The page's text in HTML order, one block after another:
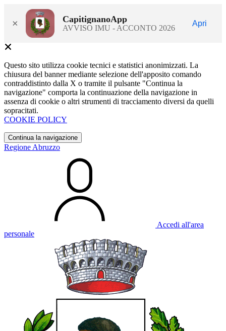
× CapitignanoApp
AVVISO IMU - ACCONTO 2026
Apri
Questo sito utilizza cookie tecnici e statistici anonimizzati. La
chiusura del banner mediante selezione dell'apposito comando
contraddistinto dalla X o tramite il pulsante "Continua la
navigazione" comporta la continuazione della navigazione in
assenza di cookie o altri strumenti di tracciamento diversi da quelli
sopracitati.
COOKIE POLICY
Continua la navigazione
Regione Abruzzo
Accedi all'area
personale